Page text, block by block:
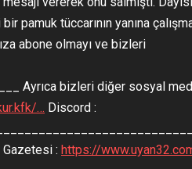
pamuk tüccarının yanına
abone olmayı ve bizleri
Ayrıca bizleri diğer sosyal
… Discord :
Gazetesi : https://